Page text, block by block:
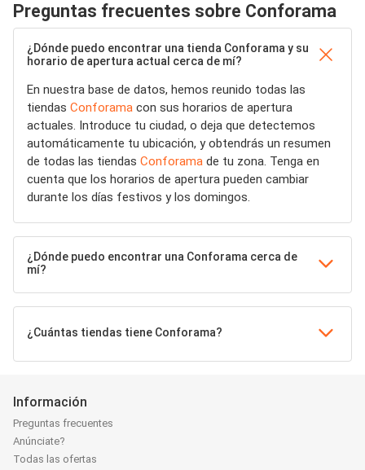
Preguntas frecuentes sobre Conforama
¿Dónde puedo encontrar una tienda Conforama y su
horario de apertura actual cerca de mí?
En nuestra base de datos, hemos reunido todas las
tiendas Conforama con sus horarios de apertura
actuales. Introduce tu ciudad, o deja que detectemos
automáticamente tu ubicación, y obtendrás un resumen
de todas las tiendas Conforama de tu zona. Tenga en
cuenta que los horarios de apertura pueden cambiar
durante los días festivos y los domingos.
¿Dónde puedo encontrar una Conforama cerca de
mí?
¿Cuántas tiendas tiene Conforama?
Información
Preguntas frecuentes
Anúnciate?
Todas las ofertas